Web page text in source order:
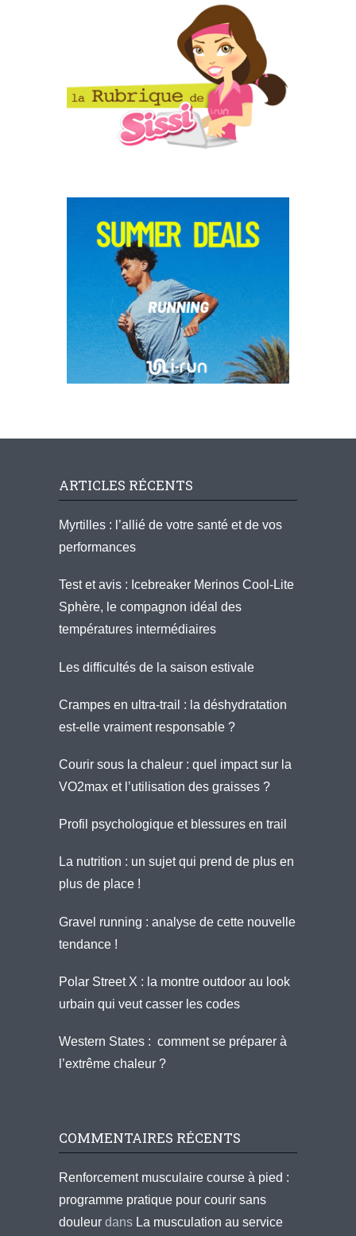
ARTICLES RÉCENTS
Myrtilles : l’allié de votre santé et de vos
performances
Test et avis : Icebreaker Merinos Cool-Lite
Sphère, le compagnon idéal des
températures intermédiaires
Les difficultés de la saison estivale
Crampes en ultra-trail : la déshydratation
est-elle vraiment responsable ?
Courir sous la chaleur : quel impact sur la
VO2max et l’utilisation des graisses ?
Profil psychologique et blessures en trail
La nutrition : un sujet qui prend de plus en
plus de place !
Gravel running : analyse de cette nouvelle
tendance !
Polar Street X : la montre outdoor au look
urbain qui veut casser les codes
Western States : comment se préparer à
l’extrême chaleur ?
COMMENTAIRES RÉCENTS
Renforcement musculaire course à pied :
programme pratique pour courir sans
douleur dans La musculation au service